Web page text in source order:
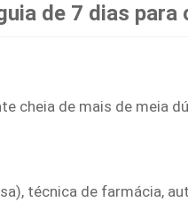
de 7 dias
cheia de mais de meia
técnica de farmácia,